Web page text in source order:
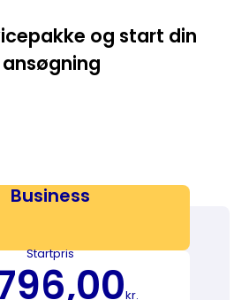
og start din
ansøgning
Business
Startpris
kr.